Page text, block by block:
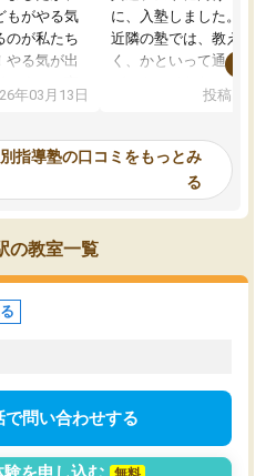
もがやる気
のが私たち
やる気が出
す」と言
考えて、思
から学ぶこ
いいなと
りないのか
ももびっ
を持って
り、少しず
無くなっ
学も追加
校受験に
年03月13日
に、入塾しました。田舎
近隣の塾では、教えても
く、かといって通うには
可能なので本当に助か
らないところをピンポイ
頂いて、とてもわかり
していました。一生を
スト、多少お金がかかっ
投稿日：
指導塾の口コミをもっとみ
る
の教室一覧
で問い合わせする